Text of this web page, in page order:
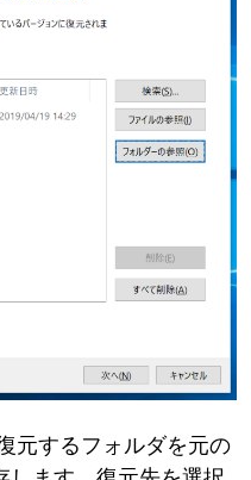
元するフォルダを元の